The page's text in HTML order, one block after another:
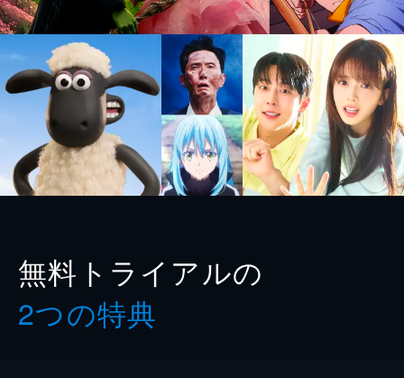
無料トライアルの
2つの特典